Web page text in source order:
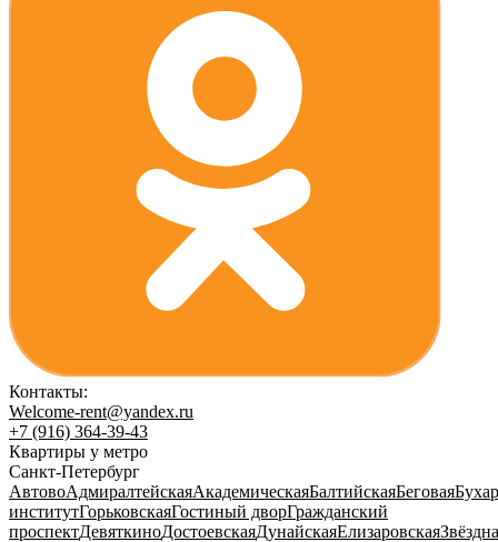
Контакты:
Welcome-rent@yandex.ru
+7 (916) 364-39-43
Квартиры у метро
Санкт-Петербург
АвтовоАдмиралтейскаяАкадемическаяБалтийскаяБеговая
институтГорьковскаяГостиный дворГражданский
проспектДевяткиноДостоевскаяДунайскаяЕлизаровская